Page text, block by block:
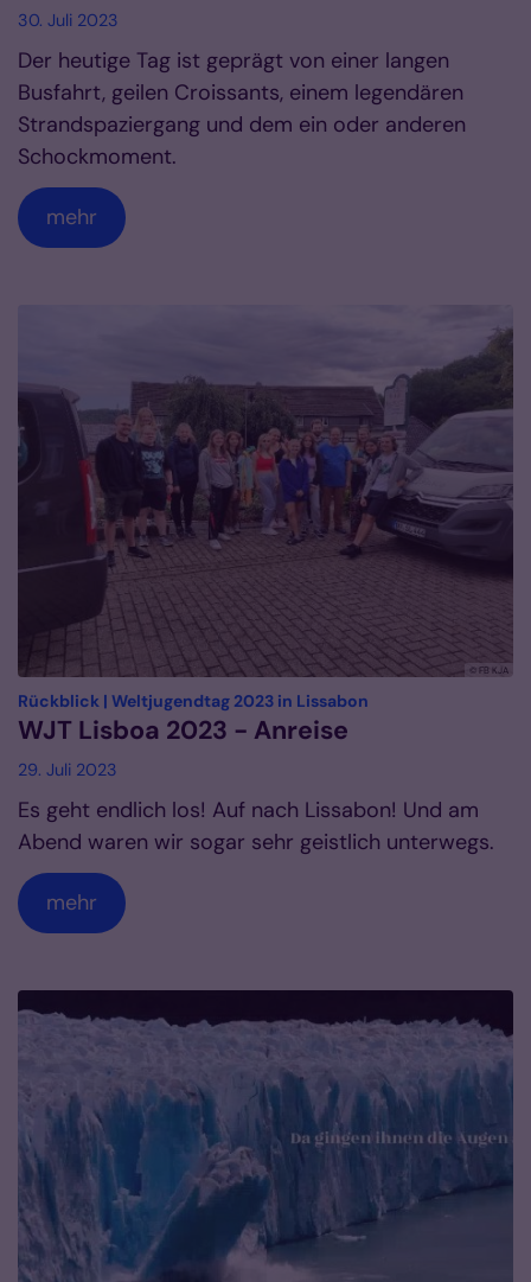
30. Juli 2023
Der heutige Tag ist geprägt von einer langen
Busfahrt, geilen Croissants, einem legendären
Strandspaziergang und dem ein oder anderen
Schockmoment.
mehr
© FB KJA
Rückblick | Weltjugendtag 2023 in Lissabon
WJT Lisboa 2023 - Anreise
29. Juli 2023
Es geht endlich los! Auf nach Lissabon! Und am
Abend waren wir sogar sehr geistlich unterwegs.
mehr